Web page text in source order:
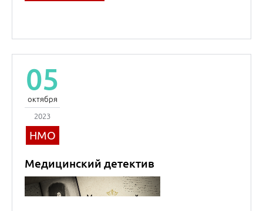
05
октября
2023
НМО
Медицинский детектив